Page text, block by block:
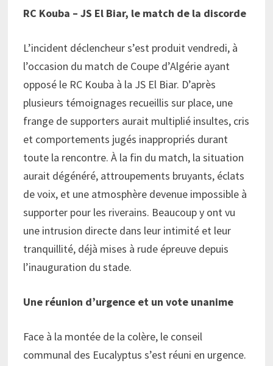
RC Kouba – JS El Biar, le match de la discorde
L’incident déclencheur s’est produit vendredi, à
l’occasion du match de Coupe d’Algérie ayant
opposé le RC Kouba à la JS El Biar. D’après
plusieurs témoignages recueillis sur place, une
frange de supporters aurait multiplié insultes, cris
et comportements jugés inappropriés durant
toute la rencontre. À la fin du match, la situation
aurait dégénéré, attroupements bruyants, éclats
de voix, et une atmosphère devenue impossible à
supporter pour les riverains. Beaucoup y ont vu
une intrusion directe dans leur intimité et leur
tranquillité, déjà mises à rude épreuve depuis
l’inauguration du stade.
Une réunion d’urgence et un vote unanime
Face à la montée de la colère, le conseil
communal des Eucalyptus s’est réuni en urgence.